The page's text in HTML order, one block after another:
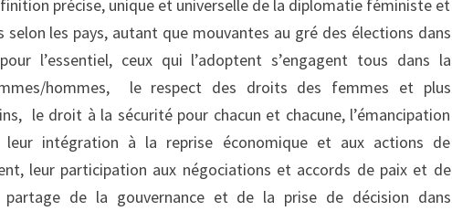
précise, unique et universelle de la diplomatie féministe et
selon les pays, autant que mouvantes au gré des élections dans
l’essentiel, ceux qui l’adoptent s’engagent tous dans la
hommes, le respect des droits des femmes et plus
le droit à la sécurité pour chacun et chacune, l’émancipation
leur intégration à la reprise économique et aux actions de
leur participation aux négociations et accords de paix et de
de la gouvernance et de la prise de décision dans